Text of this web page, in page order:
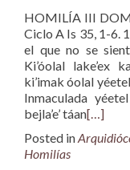
HOMILÍA III
Ciclo A Is 35, 1-6.
el que no se
Ki’óolal lake’ex
ki’imak óolal
Inmaculada
bejla’e’ táan[…]
Posted in
Homilías